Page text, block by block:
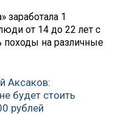
заработала 1
от 14 до 22 лет с
на различные
Аксаков:
будет стоить
рублей